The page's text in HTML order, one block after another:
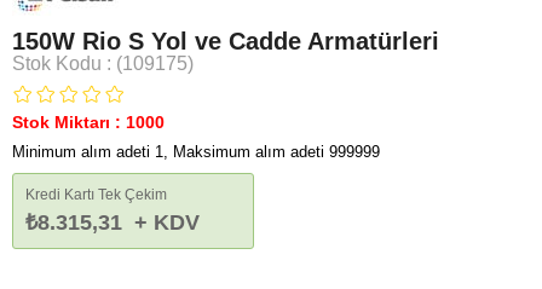
150W Rio S Yol ve Cadde Armatürleri
Stok Kodu (109175)
Stok Miktarı : 1000
Minimum alım adeti 1, Maksimum alım adeti 999999
Kredi Kartı Tek Çekim
₺8.315,31 + KDV